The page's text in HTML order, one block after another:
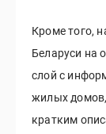
Кроме того,
Беларуси на
слой с
жилых
кратким